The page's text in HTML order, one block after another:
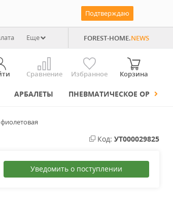
Подтверждаю
Еще FOREST-HOME.NEWS
Сравнение Избранное Корзина
АРБАЛЕТЫ ПНЕВМАТИЧЕСКОЕ ОРУЖИЕ
Код: УТ000029825
Уведомить о поступлении